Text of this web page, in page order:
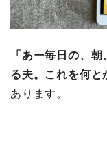
「あー毎日の、
る夫。これを何と
あります。